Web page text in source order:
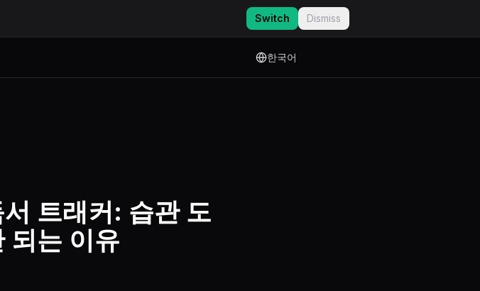
Switch Dismiss
한국어
트래커: 습관 도
되는 이유